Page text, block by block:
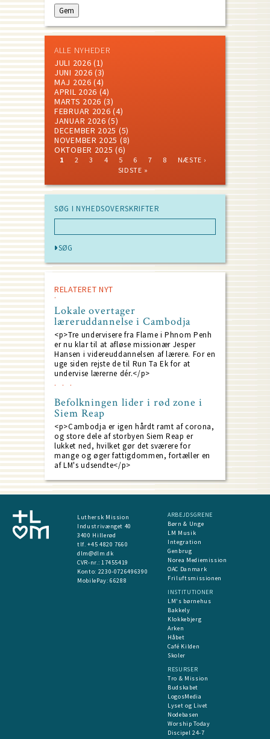
ALLE NYHEDER
JULI 2026 (1)
JUNI 2026 (3)
MAJ 2026 (4)
APRIL 2026 (4)
MARTS 2026 (3)
FEBRUAR 2026 (4)
JANUAR 2026 (5)
DECEMBER 2025 (5)
NOVEMBER 2025 (8)
OKTOBER 2025 (6)
CURRENT
1 PAGE
2 PAGE
3 PAGE
4 PAGE
5 PAGE
6 PAGE
7 PAGE
8
NEXT
NÆSTE ›
SIDSTE »
SØG I NYHEDSOVERSKRIFTER
RELATERET NYT
Lokale overtager
læreruddannelse i Cambodja
<p>Tre undervisere fra Flame i Phnom Penh
er nu klar til at afløse missionær Jesper
Hansen i videreuddannelsen af lærere. For en
uge siden rejste de til Run Ta Ek for at
undervise lærerne dér.</p>
Befolkningen lider i rød zone i
Siem Reap
<p>Cambodja er igen hårdt ramt af corona,
og store dele af storbyen Siem Reap er
lukket ned, hvilket gør det sværere for
mange og øger fattigdommen, fortæller en
af LM's udsendte</p>
Luthersk Mission
Industrivænget 40
3400 Hillerød
tlf. +45 4820 7660
dlm@dlm.dk
CVR-nr.: 17455419
​Konto: 2230-0726496390
MobilePay:66288
ARBEJDSGRENE
Børn & Unge
LM Musik
Integration
Genbrug
Norea Mediemission
OAC Danmark
Friluftsmissionen
INSTITUTIONER
LM's børnehus
Bakkely
Klokkebjerg
Arken
Håbet
Café Kilden
Skoler
RESURSER
Tro & Mission
Budskabet
LogosMedia
Lyset og Livet
Nodebasen
Worship Today
Discipel 24-7